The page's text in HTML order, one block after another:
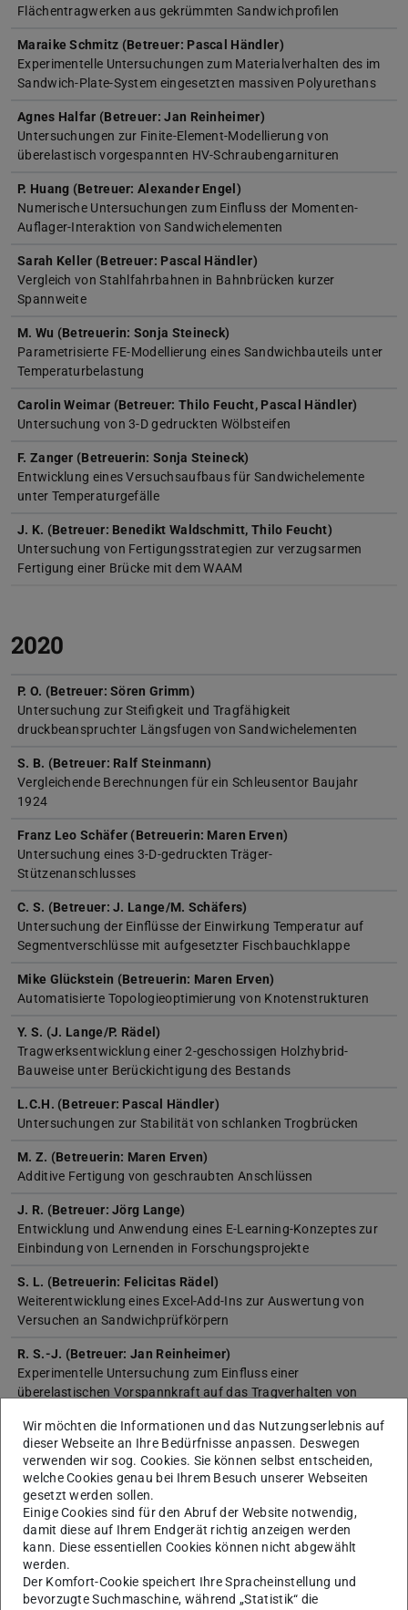
Flächentragwerken aus gekrümmten Sandwichprofilen
Maraike Schmitz (Betreuer: Pascal Händler)
Experimentelle Untersuchungen zum Materialverhalten des im
Sandwich-Plate-System eingesetzten massiven Polyurethans
Agnes Halfar (Betreuer: Jan Reinheimer)
Untersuchungen zur Finite-Element-Modellierung von
überelastisch vorgespannten HV-Schraubengarnituren
P. Huang (Betreuer: Alexander Engel)
Numerische Untersuchungen zum Einfluss der Momenten-
Auflager-Interaktion von Sandwichelementen
Sarah Keller (Betreuer: Pascal Händler)
Vergleich von Stahlfahrbahnen in Bahnbrücken kurzer
Spannweite
M. Wu (Betreuerin: Sonja Steineck)
Parametrisierte FE-Modellierung eines Sandwichbauteils unter
Temperaturbelastung
Carolin Weimar (Betreuer: Thilo Feucht, Pascal Händler)
Untersuchung von 3-D gedruckten Wölbsteifen
F. Zanger (Betreuerin: Sonja Steineck)
Entwicklung eines Versuchsaufbaus für Sandwichelemente
unter Temperaturgefälle
J. K. (Betreuer: Benedikt Waldschmitt, Thilo Feucht)
Untersuchung von Fertigungsstrategien zur verzugsarmen
Fertigung einer Brücke mit dem WAAM
2020
P. O. (Betreuer: Sören Grimm)
Untersuchung zur Steifigkeit und Tragfähigkeit
druckbeanspruchter Längsfugen von Sandwichelementen
S. B. (Betreuer: Ralf Steinmann)
Vergleichende Berechnungen für ein Schleusentor Baujahr
1924
Franz Leo Schäfer (Betreuerin: Maren Erven)
Untersuchung eines 3-D-gedruckten Träger-
Stützenanschlusses
C. S. (Betreuer: J. Lange/M. Schäfers)
Untersuchung der Einflüsse der Einwirkung Temperatur auf
Segmentverschlüsse mit aufgesetzter Fischbauchklappe
Mike Glückstein (Betreuerin: Maren Erven)
Automatisierte Topologieoptimierung von Knotenstrukturen
Y. S. (J. Lange/P. Rädel)
Tragwerksentwicklung einer 2-geschossigen Holzhybrid-
Bauweise unter Berückichtigung des Bestands
L.C.H. (Betreuer: Pascal Händler)
Untersuchungen zur Stabilität von schlanken Trogbrücken
M. Z. (Betreuerin: Maren Erven)
Additive Fertigung von geschraubten Anschlüssen
J. R. (Betreuer: Jörg Lange)
Entwicklung und Anwendung eines E-Learning-Konzeptes zur
Einbindung von Lernenden in Forschungsprojekte
S. L. (Betreuerin: Felicitas Rädel)
Weiterentwicklung eines Excel-Add-Ins zur Auswertung von
Versuchen an Sandwichprüfkörpern
R. S.-J. (Betreuer: Jan Reinheimer)
Experimentelle Untersuchung zum Einfluss einer
überelastischen Vorspannkraft auf das Tragverhalten von
P. K. (Betreuer: Alexander Engel)
Experimentelle und numerische Untersuchungen zum Einfluss
des inhomogenen Kernmaterials auf die Knitterspannung von
Sandwichelementen
2019
Wir möchten die Informationen und das Nutzungserlebnis auf
dieser Webseite an Ihre Bedürfnisse anpassen. Deswegen
verwenden wir sog. Cookies. Sie können selbst entscheiden,
welche Cookies genau bei Ihrem Besuch unserer Webseiten
gesetzt werden sollen.
Einige Cookies sind für den Abruf der Website notwendig,
damit diese auf Ihrem Endgerät richtig anzeigen werden
kann. Diese essentiellen Cookies können nicht abgewählt
werden.
Der Komfort-Cookie speichert Ihre Spracheinstellung und
bevorzugte Suchmaschine, während „Statistik“ die